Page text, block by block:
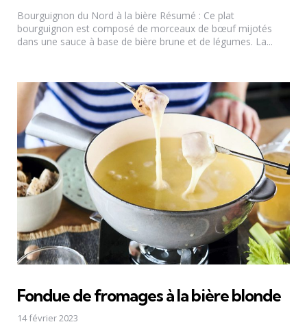
Bourguignon du Nord à la bière Résumé : Ce plat
bourguignon est composé de morceaux de bœuf mijotés
dans une sauce à base de bière brune et de légumes. La...
Fondue de fromages à la bière blonde
14 février 2023